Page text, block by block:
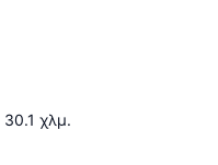
30.1 χλμ.